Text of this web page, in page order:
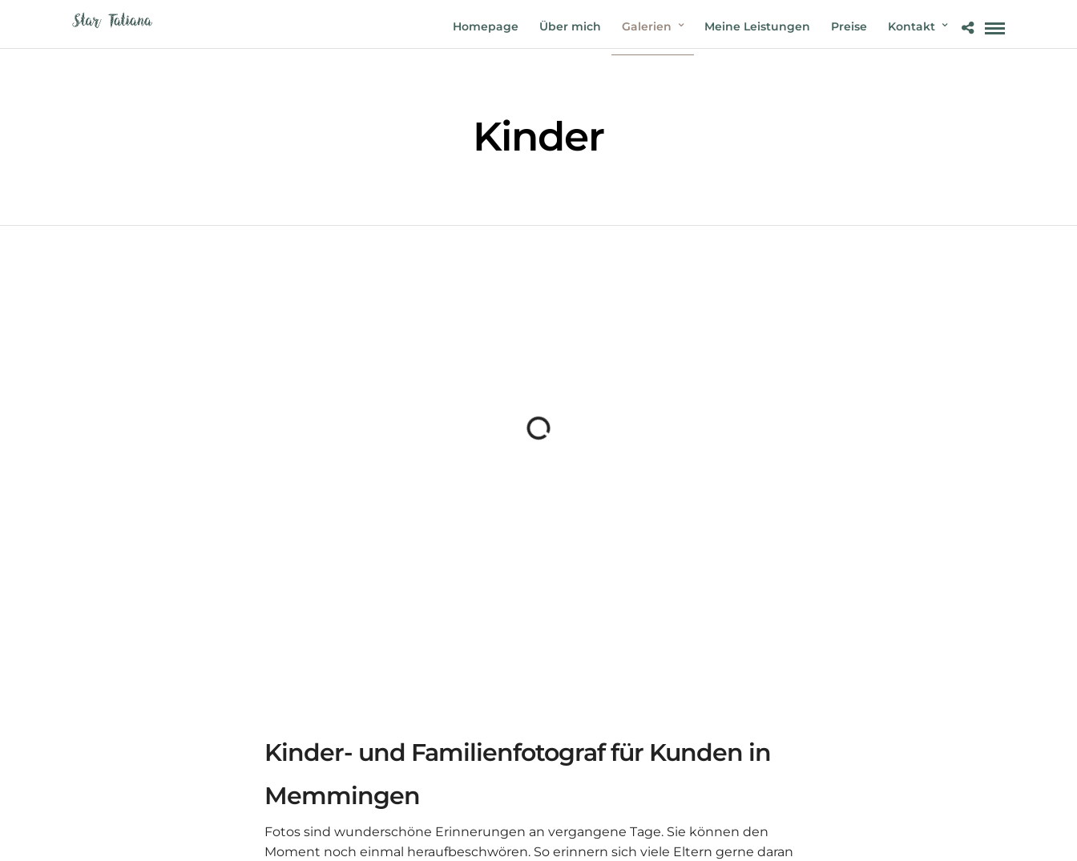
Homepage Über mich Galerien Meine Leistungen Preise Kontakt
Kinder
Kinder- und Familienfotograf für Kunden in
Memmingen
Fotos sind wunderschöne Erinnerungen an vergangene Tage. Sie können den
Moment noch einmal heraufbeschwören. So erinnern sich viele Eltern gerne daran